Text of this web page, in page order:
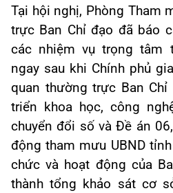
Tại hội nghị, Phòng Tham
trực Ban Chỉ đạo đã báo
các nhiệm vụ trọng tâm
ngay sau khi Chính phủ
quan thường trực Ban
triển khoa học, công
chuyển đổi số và Đề án
động tham mưu UBND
chức và hoạt động của
thành tổng khảo sát cơ